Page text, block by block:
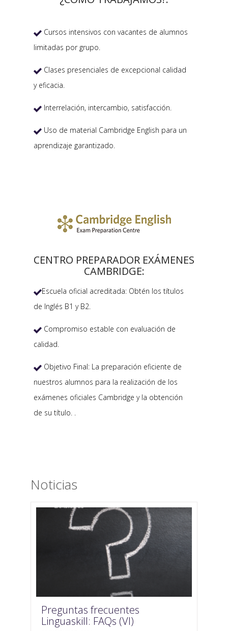
 Cursos intensivos con vacantes de alumnos
limitadas por grupo.
 Clases presenciales de excepcional calidad
y eficacia.
 Interrelación, intercambio, satisfacción.
 Uso de material Cambridge English para un
aprendizaje garantizado.
CENTRO PREPARADOR EXÁMENES
CAMBRIDGE:
Escuela oficial acreditada: Obtén los títulos
de Inglés B1 y B2.
 Compromiso estable con evaluación de
calidad.
 Objetivo Final: La preparación eficiente de
nuestros alumnos para la realización de los
exámenes oficiales Cambridge y la obtención
de su título. .
Noticias
Preguntas frecuentes
Linguaskill: FAQs (VI)